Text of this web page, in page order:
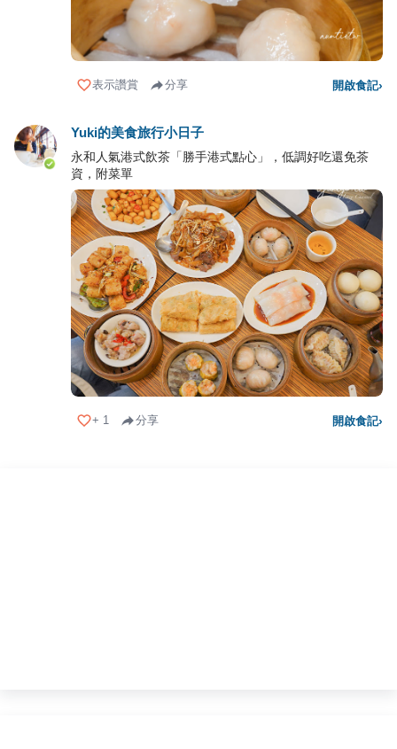
表示讚賞 分享 開啟食記›
Yuki的美食旅行小日子
永和人氣港式飲茶「勝手港式點心」，低調好吃還免茶
資，附菜單
+ 1 分享 開啟食記›